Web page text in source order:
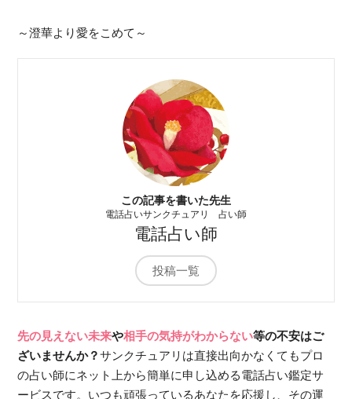
～澄華より愛をこめて～
この記事を書いた先生
電話占いサンクチュアリ 占い師
電話占い師
投稿一覧
先の見えない未来や相手の気持がわからない等の不安はご
ざいませんか？サンクチュアリは直接出向かなくてもプロ
の占い師にネット上から簡単に申し込める電話占い鑑定サ
ービスです。いつも頑張っているあなたを応援し、その運